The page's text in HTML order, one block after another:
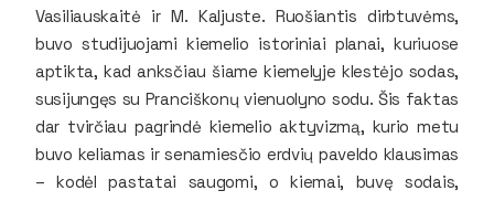
Vasiliauskaitė ir M. Kaljuste. Ruošiantis dirbtuvėms,
buvo studijuojami kiemelio istoriniai planai, kuriuose
aptikta, kad anksčiau šiame kiemelyje klestėjo sodas,
susijungęs su Pranciškonų vienuolyno sodu. Šis faktas
dar tvirčiau pagrindė kiemelio aktyvizmą, kurio metu
buvo keliamas ir senamiesčio erdvių paveldo klausimas
– kodėl pastatai saugomi, o kiemai, buvę sodais,